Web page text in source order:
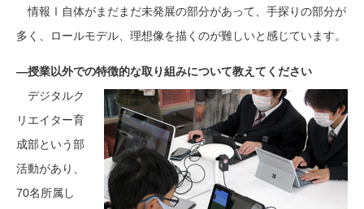
情報Ⅰ自体がまだまだ未発展の部分があって、手探りの部分が
多く、ロールモデル、理想像を描くのが難しいと感じています。
―授業以外での特徴的な取り組みについて教えてください
デジタルク
リエイター育
成部という部
活動があり、
70名所属し